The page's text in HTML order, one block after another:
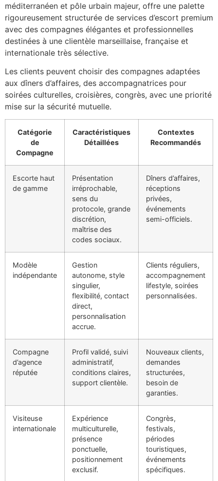
méditerranéen et pôle urbain majeur, offre une palette
rigoureusement structurée de services d’escort premium
avec des compagnes élégantes et professionnelles
destinées à une clientèle marseillaise, française et
internationale très sélective.
Les clients peuvent choisir des compagnes adaptées
aux dîners d’affaires, des accompagnatrices pour
soirées culturelles, croisières, congrès, avec une priorité
mise sur la sécurité mutuelle.
Catégorie
de
Compagne
Caractéristiques
Détaillées
Contextes
Recommandés
Escorte haut
de gamme
Présentation
irréprochable,
sens du
protocole, grande
discrétion,
maîtrise des
codes sociaux.
Dîners d’affaires,
réceptions
privées,
événements
semi-officiels.
Modèle
indépendante
Gestion
autonome, style
singulier,
flexibilité, contact
direct,
personnalisation
accrue.
Clients réguliers,
accompagnement
lifestyle, soirées
personnalisées.
Compagne
d’agence
réputée
Profil validé, suivi
administratif,
conditions claires,
support clientèle.
Nouveaux clients,
demandes
structurées,
besoin de
garanties.
Visiteuse
internationale
Expérience
multiculturelle,
présence
ponctuelle,
positionnement
exclusif.
Congrès,
festivals,
périodes
touristiques,
événements
spécifiques.